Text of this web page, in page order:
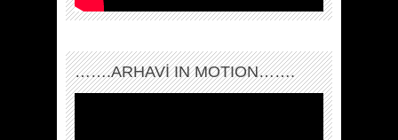
…….ARHAVI IN MOTION…….